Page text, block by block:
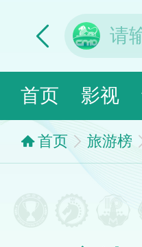
首页 影视
首页 旅游榜